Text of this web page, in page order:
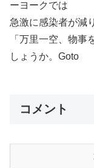
ーヨークでは
急激に感染者が減
「万里一空、物
しょうか。Goto
コメント